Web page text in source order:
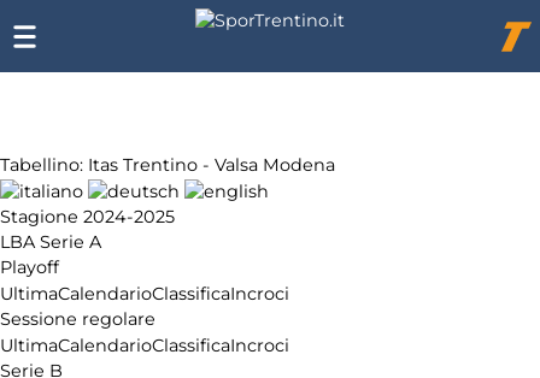
Tabellino: Itas Trentino - Valsa Modena
Stagione 2024-2025
LBA Serie A
Playoff
UltimaCalendarioClassificaIncroci
Sessione regolare
UltimaCalendarioClassificaIncroci
Serie B
Chi
siamo
Affiliazione